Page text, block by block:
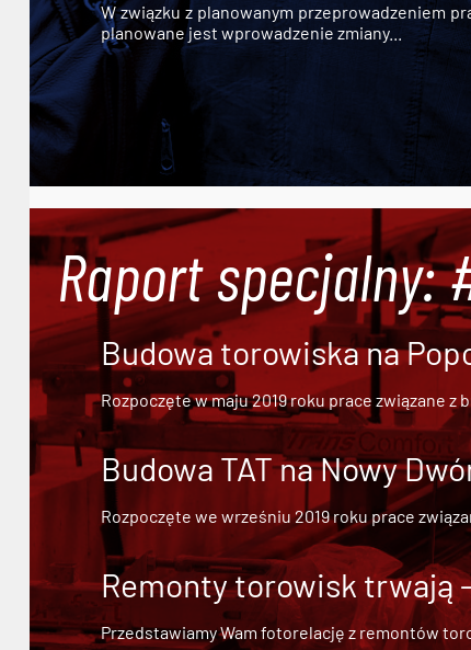
W związku z planowanym przeprowadzeniem
planowane jest wprowadzenie zmiany...
Raport specjalny:
Budowa torowiska na
Rozpoczęte w maju 2019 roku prace związane z
Budowa TAT na Nowy
Rozpoczęte we wrześniu 2019 roku prace
Remonty torowisk trwają -
Przedstawiamy Wam fotorelację z remontów